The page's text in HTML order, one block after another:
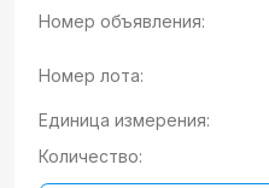
Номер объявления:
Номер лота:
Единица измерения:
Количество: